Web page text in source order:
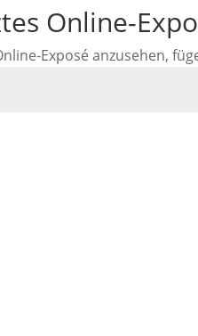
Online-
Exposé anzusehen,